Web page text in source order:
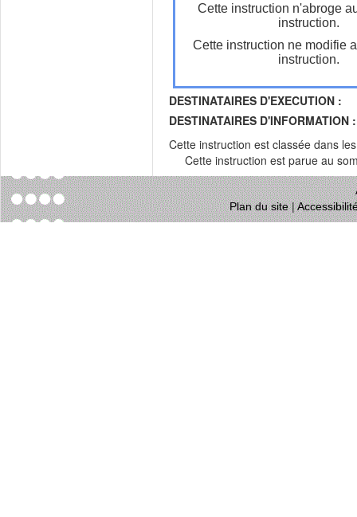
Cette instruction n'abroge
instruction.
Cette instruction ne modifie
instruction.
DESTINATAIRES D'EXECUTION :
DESTINATAIRES D'INFORMATION :
Cette instruction est classée dans
Cette instruction est parue au
Plan du site|